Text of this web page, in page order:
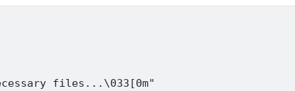
files...\033[0m"